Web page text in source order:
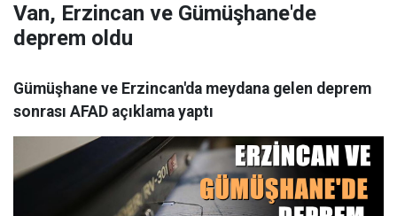
Van, Erzincan ve Gümüşhane'de
deprem oldu
Gümüşhane ve Erzincan'da meydana gelen deprem
sonrası AFAD açıklama yaptı